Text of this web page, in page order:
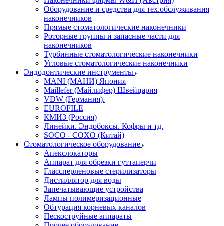
Оборудование и средства для тех.обслуживания
наконечников
Прямые стоматологические наконечники
Роторные группы и запасные части для
наконечников
Турбинные стоматологические наконечники
Угловые стоматологические наконечники
Эндодонтические инструменты
MANI (МАНИ) Япония
Maillefer (Майлифер) Швейцария
VDW (Германия).
EUROFILE
КМИЗ (Россия)
Линейки. Эндобоксы. Кофры и тд.
SOCO - COXO (Китай)
Стоматологическое оборудование
Апекслокаторы
Аппарат для обрезки гуттаперчи
Глассперленовые стерилизаторы
Дистиллятор для воды
Запечатывающие устройства
Лампы полимеризационные
Обтурация корневых каналов
Пескоструйные аппараты